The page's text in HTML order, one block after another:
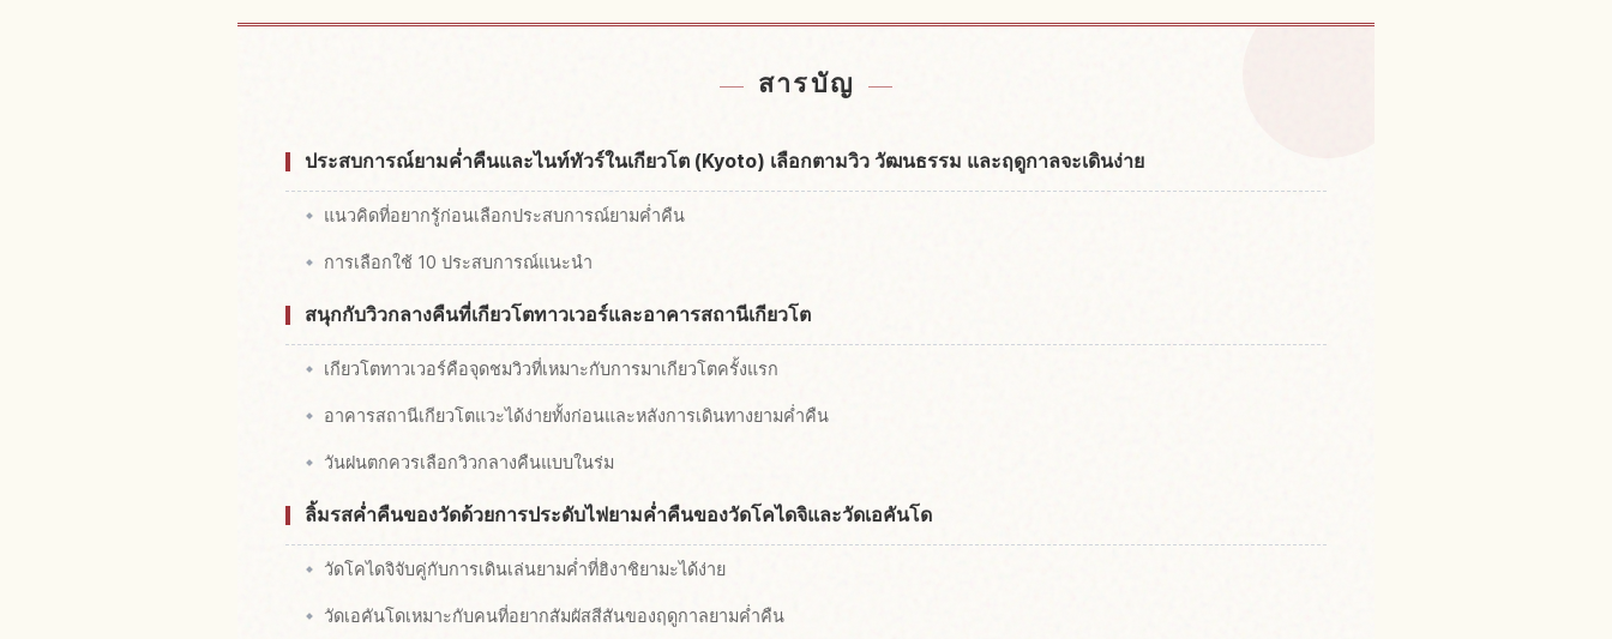
สารบัญ
ประสบการณ์ยามค่ำคืนและไนท์ทัวร์ในเกียวโต (Kyoto) เลือกตามวิว วัฒนธรรม และฤดูกาลจะเดินง่าย
แนวคิดที่อยากรู้ก่อนเลือกประสบการณ์ยามค่ำคืน
การเลือกใช้ 10 ประสบการณ์แนะนำ
สนุกกับวิวกลางคืนที่เกียวโตทาวเวอร์และอาคารสถานีเกียวโต
เกียวโตทาวเวอร์คือจุดชมวิวที่เหมาะกับการมาเกียวโตครั้งแรก
อาคารสถานีเกียวโตแวะได้ง่ายทั้งก่อนและหลังการเดินทางยามค่ำคืน
วันฝนตกควรเลือกวิวกลางคืนแบบในร่ม
ลิ้มรสค่ำคืนของวัดด้วยการประดับไฟยามค่ำคืนของวัดโคไดจิและวัดเอคันโด
วัดโคไดจิจับคู่กับการเดินเล่นยามค่ำที่ฮิงาชิยามะได้ง่าย
วัดเอคันโดเหมาะกับคนที่อยากสัมผัสสีสันของฤดูกาลยามค่ำคืน